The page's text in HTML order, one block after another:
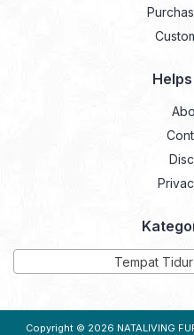
Tempat
Copyright © 2026 NATALIVING